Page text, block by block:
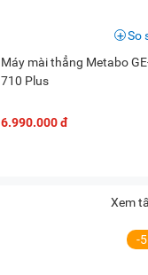
Máy mài thẳng Metabo
710 Plus
6.990.000 đ
So
Xem
-